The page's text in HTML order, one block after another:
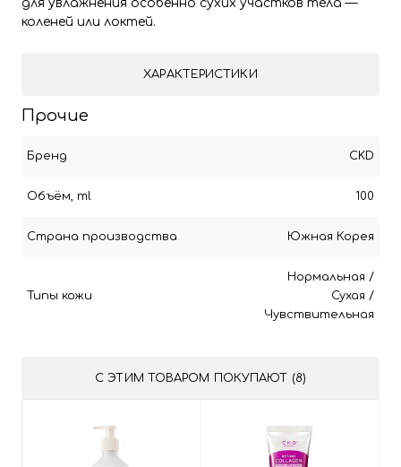
для увлажнения особенно сухих участков тела —
коленей или локтей.
ХАРАКТЕРИСТИКИ
Прочие
Бренд CKD
Объём, ml 100
Страна производства Южная Корея
Типы кожи
Нормальная /
Сухая /
Чувствительная
С ЭТИМ ТОВАРОМ ПОКУПАЮТ (8)